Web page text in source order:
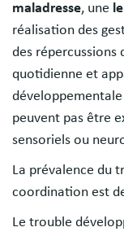
maladresse, une
réalisation des
des répercussions
quotidienne et
peuvent pas être
sensoriels ou
La prévalence du
coordination est
Le trouble